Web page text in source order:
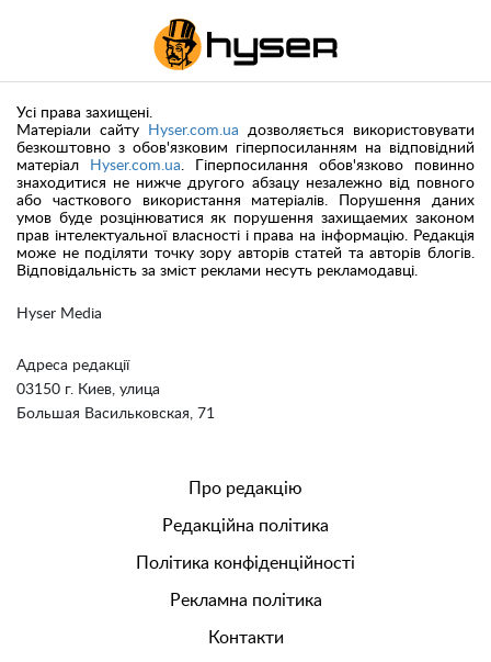
Hyser Media
Адреса редакції
03150 г. Киев, улица
Большая Васильковская, 71
Усі права захищені.
Матеріали сайту
Hyser.com.ua дозволяється використовувати
безкоштовно з обов'язковим гіперпосиланням на відповідний
матеріал
Hyser.com.ua . Гіперпосилання обов'язково повинно
знаходитися не нижче другого абзацу незалежно від повного
або часткового використання матеріалів. Порушення даних
умов буде розцінюватися як порушення захищаемих законом
прав інтелектуальної власності і права на інформацію. Редакція
може не поділяти точку зору авторів статей та авторів блогів.
Відповідальність за зміст реклами несуть рекламодавці.
Про редакцію
Редакційна політика
Політика конфіденційності
Рекламна політика
Контакти